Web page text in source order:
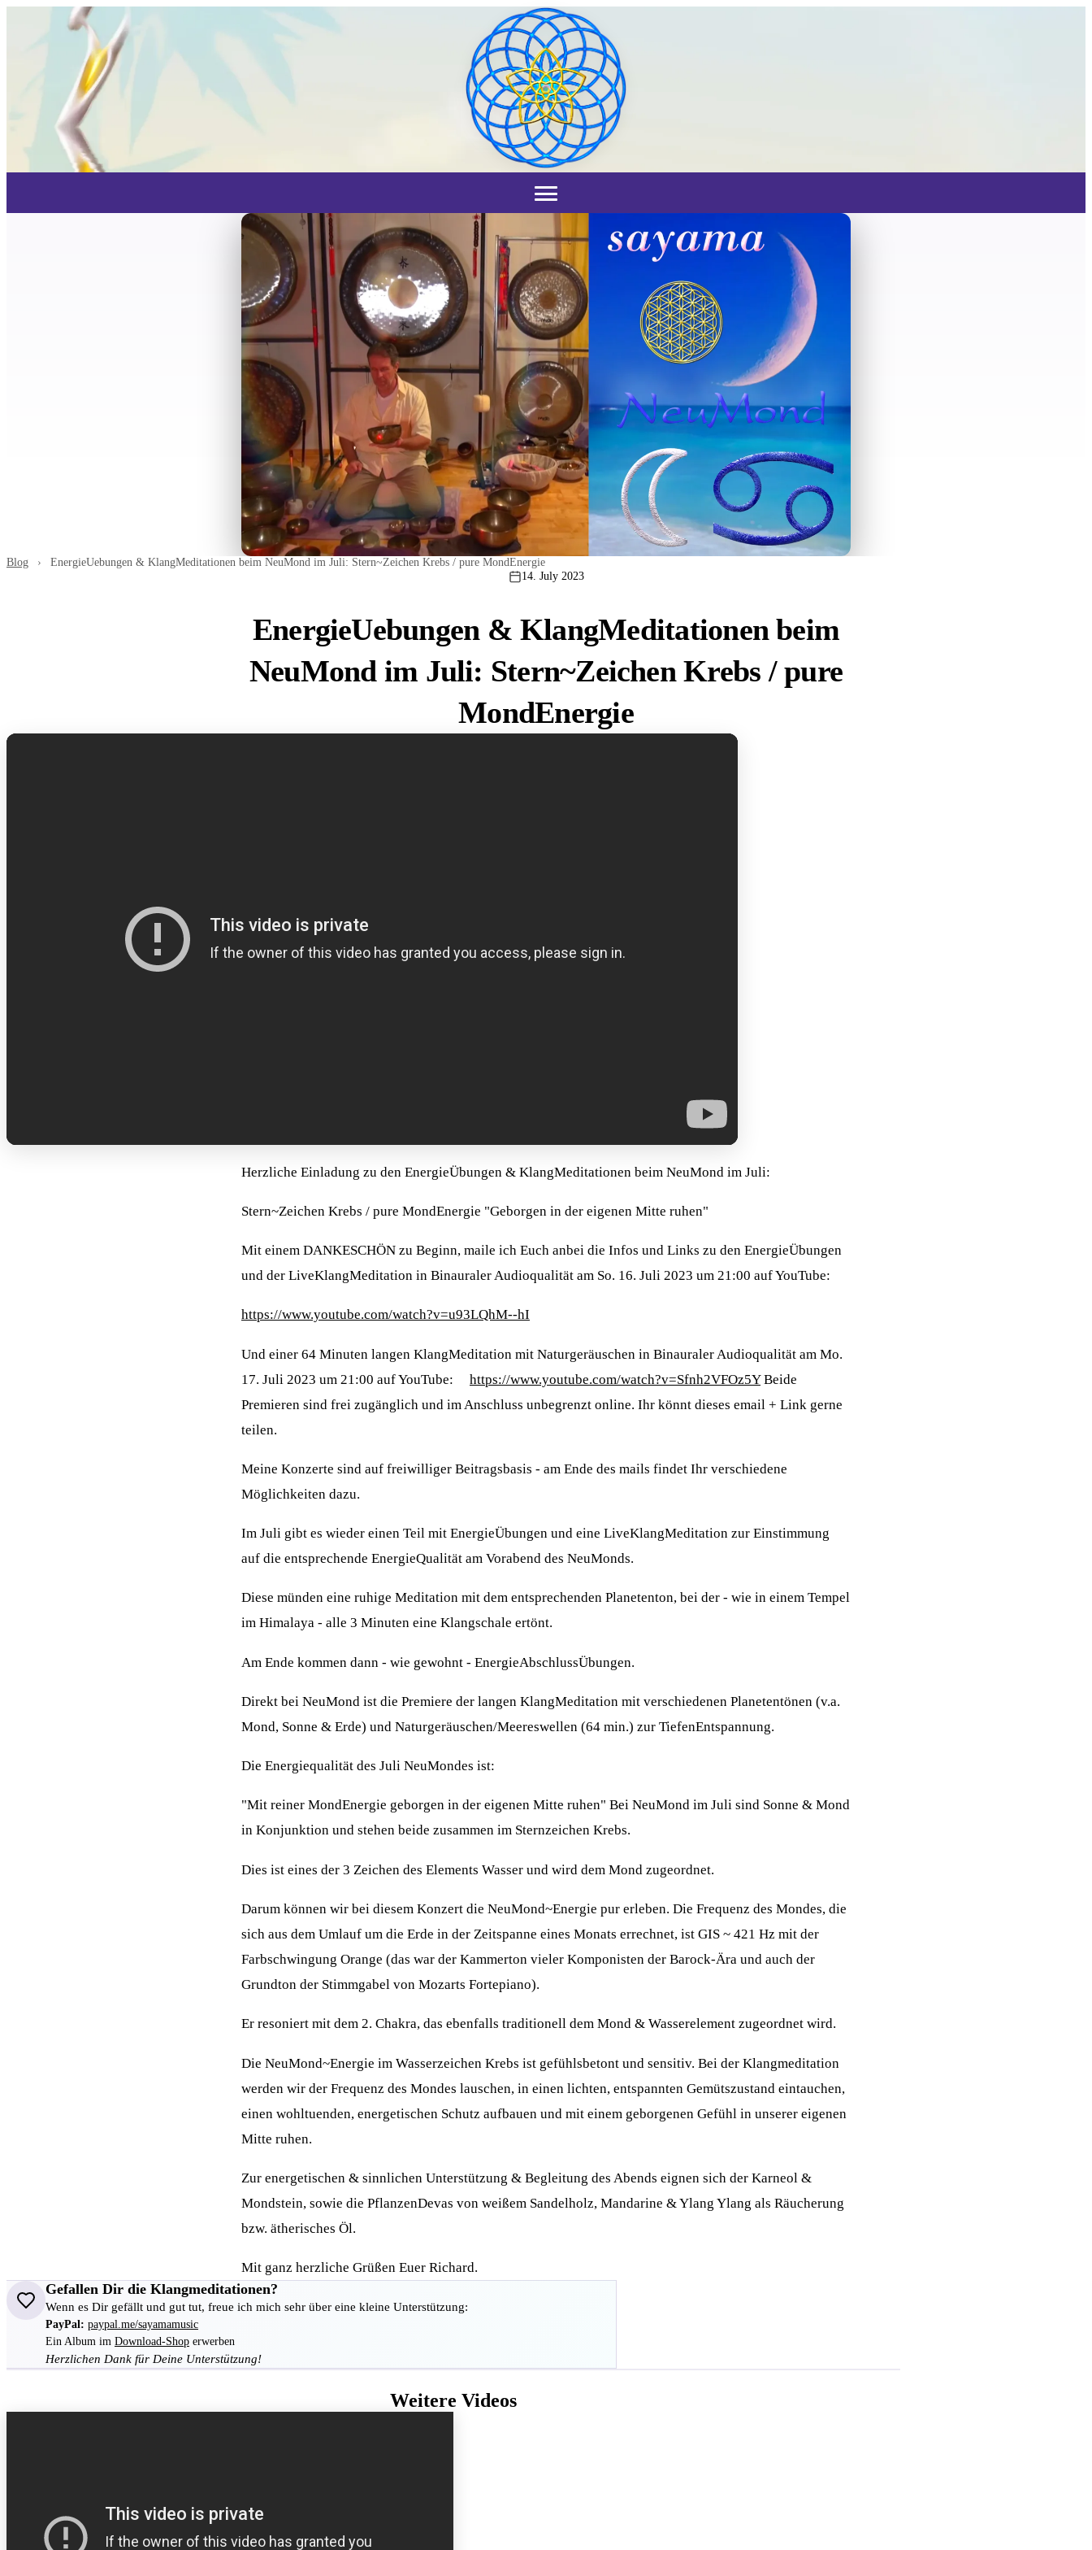
Blog › EnergieUebungen & KlangMeditationen beim NeuMond im Juli: Stern~Zeichen Krebs / pure MondEnergie
14. July 2023
EnergieUebungen & KlangMeditationen beim
NeuMond im Juli: Stern~Zeichen Krebs / pure
MondEnergie
Herzliche Einladung zu den EnergieÜbungen & KlangMeditationen beim NeuMond im Juli:
Stern~Zeichen Krebs / pure MondEnergie "Geborgen in der eigenen Mitte ruhen"
Mit einem DANKESCHÖN zu Beginn, maile ich Euch anbei die Infos und Links zu den EnergieÜbungen
und der LiveKlangMeditation in Binauraler Audioqualität am So. 16. Juli 2023 um 21:00 auf YouTube:
https://www.youtube.com/watch?v=u93LQhM--hI
Und einer 64 Minuten langen KlangMeditation mit Naturgeräuschen in Binauraler Audioqualität am Mo.
17. Juli 2023 um 21:00 auf YouTube: https://www.youtube.com/watch?v=Sfnh2VFOz5YBeide
Premieren sind frei zugänglich und im Anschluss unbegrenzt online. Ihr könnt dieses email + Link gerne
teilen.
Meine Konzerte sind auf freiwilliger Beitragsbasis - am Ende des mails findet Ihr verschiedene
Möglichkeiten dazu.
Im Juli gibt es wieder einen Teil mit EnergieÜbungen und eine LiveKlangMeditation zur Einstimmung
auf die entsprechende EnergieQualität am Vorabend des NeuMonds.
Diese münden eine ruhige Meditation mit dem entsprechenden Planetenton, bei der - wie in einem Tempel
im Himalaya - alle 3 Minuten eine Klangschale ertönt.
Am Ende kommen dann - wie gewohnt - EnergieAbschlussÜbungen.
Direkt bei NeuMond ist die Premiere der langen KlangMeditation mit verschiedenen Planetentönen (v.a.
Mond, Sonne & Erde) und Naturgeräuschen/Meereswellen (64 min.) zur TiefenEntspannung.
Die Energiequalität des Juli NeuMondes ist:
"Mit reiner MondEnergie geborgen in der eigenen Mitte ruhen" Bei NeuMond im Juli sind Sonne & Mond
in Konjunktion und stehen beide zusammen im Sternzeichen Krebs.
Dies ist eines der 3 Zeichen des Elements Wasser und wird dem Mond zugeordnet.
Darum können wir bei diesem Konzert die NeuMond~Energie pur erleben. Die Frequenz des Mondes, die
sich aus dem Umlauf um die Erde in der Zeitspanne eines Monats errechnet, ist GIS ~ 421 Hz mit der
Farbschwingung Orange (das war der Kammerton vieler Komponisten der Barock-Ära und auch der
Grundton der Stimmgabel von Mozarts Fortepiano).
Er resoniert mit dem 2. Chakra, das ebenfalls traditionell dem Mond & Wasserelement zugeordnet wird.
Die NeuMond~Energie im Wasserzeichen Krebs ist gefühlsbetont und sensitiv. Bei der Klangmeditation
werden wir der Frequenz des Mondes lauschen, in einen lichten, entspannten Gemütszustand eintauchen,
einen wohltuenden, energetischen Schutz aufbauen und mit einem geborgenen Gefühl in unserer eigenen
Mitte ruhen.
Zur energetischen & sinnlichen Unterstützung & Begleitung des Abends eignen sich der Karneol &
Mondstein, sowie die PflanzenDevas von weißem Sandelholz, Mandarine & Ylang Ylang als Räucherung
bzw. ätherisches Öl.
Mit ganz herzliche Grüßen Euer Richard.
Gefallen Dir die Klangmeditationen?
Wenn es Dir gefällt und gut tut, freue ich mich sehr über eine kleine Unterstützung:
PayPal: paypal.me/sayamamusic
Ein Album im Download-Shop erwerben
Herzlichen Dank für Deine Unterstützung!
Weitere Videos